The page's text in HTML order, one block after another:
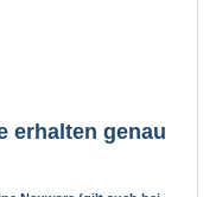
erhalten genau